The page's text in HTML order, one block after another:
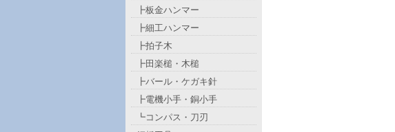
┣板金ハンマー
┣細工ハンマー
┣拍子木
┣田楽槌・木槌
┣バール・ケガキ針
┣電機小手・銅小手
┗コンパス・刀刃